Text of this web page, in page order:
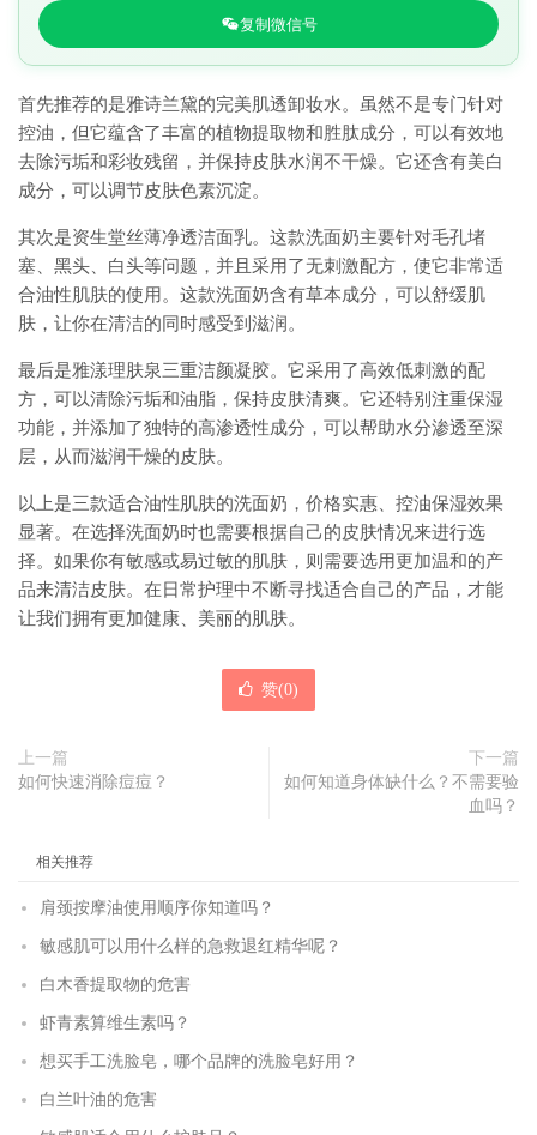
复制微信号
首先推荐的是雅诗兰黛的完美肌透卸妆水。虽然不是专门针对
控油，但它蕴含了丰富的植物提取物和胜肽成分，可以有效地
去除污垢和彩妆残留，并保持皮肤水润不干燥。它还含有美白
成分，可以调节皮肤色素沉淀。
其次是资生堂丝薄净透洁面乳。这款洗面奶主要针对毛孔堵
塞、黑头、白头等问题，并且采用了无刺激配方，使它非常适
合油性肌肤的使用。这款洗面奶含有草本成分，可以舒缓肌
肤，让你在清洁的同时感受到滋润。
最后是雅漾理肤泉三重洁颜凝胶。它采用了高效低刺激的配
方，可以清除污垢和油脂，保持皮肤清爽。它还特别注重保湿
功能，并添加了独特的高渗透性成分，可以帮助水分渗透至深
层，从而滋润干燥的皮肤。
以上是三款适合油性肌肤的洗面奶，价格实惠、控油保湿效果
显著。在选择洗面奶时也需要根据自己的皮肤情况来进行选
择。如果你有敏感或易过敏的肌肤，则需要选用更加温和的产
品来清洁皮肤。在日常护理中不断寻找适合自己的产品，才能
让我们拥有更加健康、美丽的肌肤。
赞(0)
上一篇
如何快速消除痘痘？
下一篇
如何知道身体缺什么？不需要验
血吗？
相关推荐
肩颈按摩油使用顺序你知道吗？
敏感肌可以用什么样的急救退红精华呢？
白木香提取物的危害
虾青素算维生素吗？
想买手工洗脸皂，哪个品牌的洗脸皂好用？
白兰叶油的危害